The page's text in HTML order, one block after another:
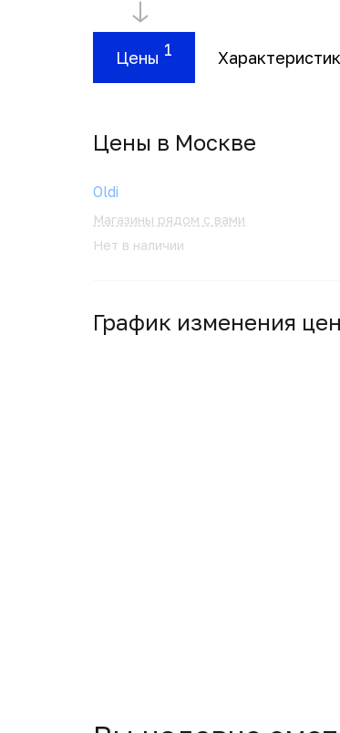
Цены 1
Цены в Москвe
Oldi
Магазины рядом с вами
Нет в наличии
График изменения